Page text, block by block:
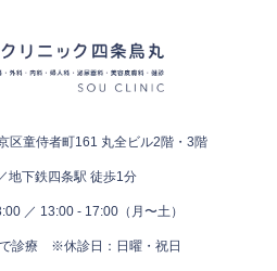
童侍者町161 丸全ビル2階・3階
地下鉄四条駅 徒歩1分
／ 13:00 - 17:00（月〜土）
診療 ※休診日：日曜・祝日